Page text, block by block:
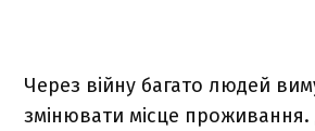
Через війну багато людей
змінювати місце проживання.